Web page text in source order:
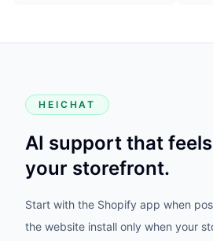
HEICHAT
AI support that
your storefront.
Start with the Shopify app when
the website install only when your